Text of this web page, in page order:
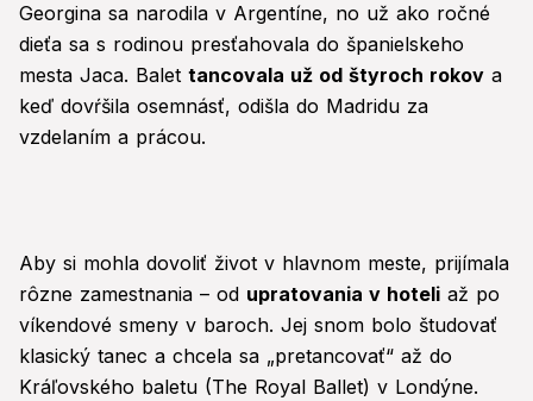
Georgina sa narodila v Argentíne, no už ako ročné
dieťa sa s rodinou presťahovala do španielskeho
mesta Jaca. Balet tancovala už od štyroch rokov a
keď dovŕšila osemnásť, odišla do Madridu za
vzdelaním a prácou.
Aby si mohla dovoliť život v hlavnom meste, prijímala
rôzne zamestnania – od upratovania v hoteli až po
víkendové smeny v baroch. Jej snom bolo študovať
klasický tanec a chcela sa „pretancovať“ až do
Kráľovského baletu (The Royal Ballet) v Londýne.